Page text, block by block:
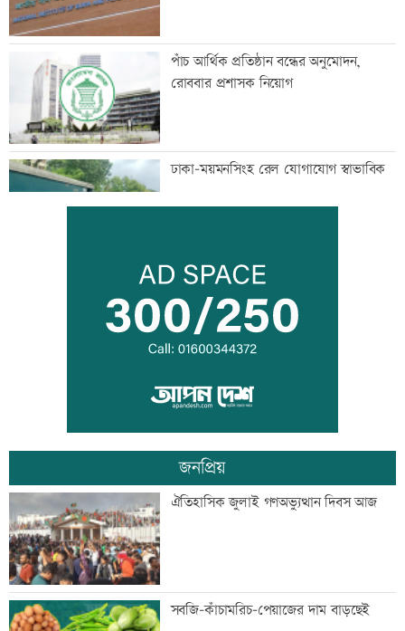
পাঁচ আর্থিক প্রতিষ্ঠান বন্ধের অনুমোদন,
রোববার প্রশাসক নিয়োগ
ঢাকা-ময়মনসিংহ রেল যোগাযোগ স্বাভাবিক
সিঙ্গাপুর থেকে এক কার্গো এলএনজি কিনবে
সরকার
মান্দায় ২৯৬ বোতলসহ দুই মাদক কারবারি
আটক
গুরুত্বপূর্ণ ব্যক্তিদের নিয়ে অপপ্রচারের বিরুদ্ধে
সতর্ক করল পুলিশ
নিরাপত্তা পেলে দেশে ফিরতে চান সাকিব
জনপ্রিয়
ঐতিহাসিক জুলাই গণঅভ্যুত্থান দিবস আজ
সবজি-কাঁচামরিচ-পেয়াজের দাম বাড়ছেই